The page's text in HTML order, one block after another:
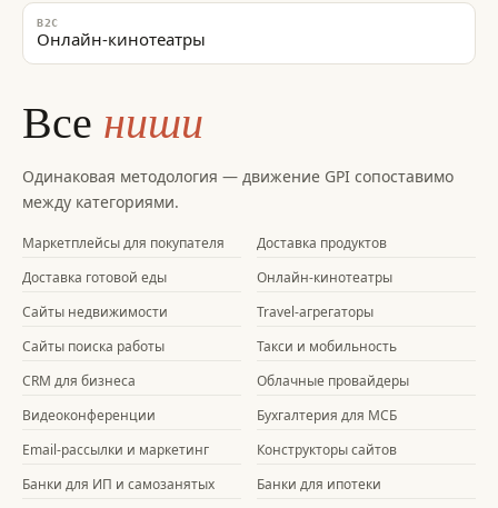
B2C
Онлайн-кинотеатры
Все ниши
Одинаковая методология — движение GPI сопоставимо
между категориями.
Маркетплейсы для покупателя
Доставка продуктов
Доставка готовой еды
Онлайн-кинотеатры
Сайты недвижимости
Travel-агрегаторы
Сайты поиска работы
Такси и мобильность
CRM для бизнеса
Облачные провайдеры
Видеоконференции
Бухгалтерия для МСБ
Email-рассылки и маркетинг
Конструкторы сайтов
Банки для ИП и самозанятых
Банки для ипотеки